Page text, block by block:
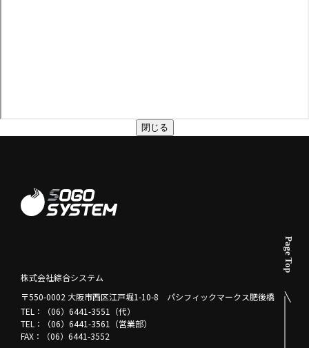
閉じる
株式会社綜合システム
〒550-0002 大阪市西区江戸堀1-10-8 パシフィックマークス肥後橋
TEL：（06）6441-3551（代）
TEL：（06）6441-3561（営業部）
FAX：（06）6441-3552